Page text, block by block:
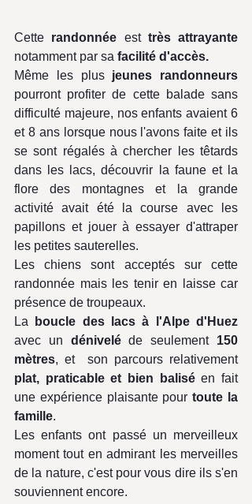
Cette randonnée est
notamment par sa facilité d'accès.
Même les plus jeunes randonneurs
pourront profiter de cette balade sans
difficulté majeure, nos enfants avaient 6
et 8 ans lorsque nous l'avons faite et ils
se sont régalés à chercher les têtards
dans les lacs, découvrir la faune et la
flore des montagnes et la grande
activité avait été la course avec les
papillons et jouer à essayer d'attraper
les petites sauterelles.
Les chiens sont acceptés sur cette
randonnée mais les tenir en laisse car
présence de troupeaux.
La
boucle des lacs à l'Alpe d'Huez
avec un dénivelé de seulement 150
mètres
, et  son parcours relativement
plat, praticable et bien balisé en fait
une expérience plaisante pour toute la
famille.
Les enfants ont passé un merveilleux
moment tout en admirant les merveilles
de la nature, c'est pour vous dire ils s'en
souviennent encore.